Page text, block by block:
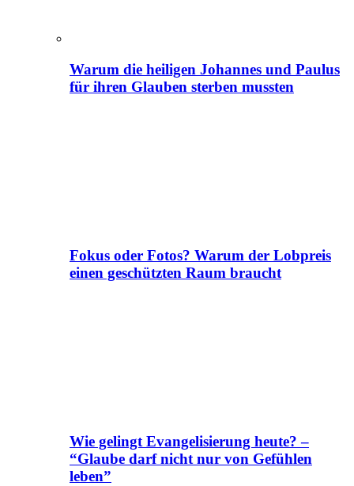
Warum die heiligen Johannes und Paulus
für ihren Glauben sterben mussten
Fokus oder Fotos? Warum der Lobpreis
einen geschützten Raum braucht
Wie gelingt Evangelisierung heute? –
“Glaube darf nicht nur von Gefühlen
leben”